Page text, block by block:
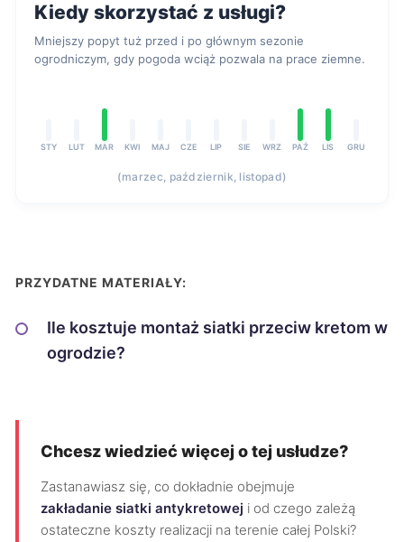
Kiedy skorzystać z usługi?
Mniejszy popyt tuż przed i po głównym sezonie
ogrodniczym, gdy pogoda wciąż pozwala na prace ziemne.
STY LUT MAR KWI MAJ CZE LIP SIE WRZ PAŹ LIS GRU
(marzec, październik, listopad)
PRZYDATNE MATERIAŁY:
Ile kosztuje montaż siatki przeciw kretom w
ogrodzie?
Chcesz wiedzieć więcej o tej usłudze?
Zastanawiasz się, co dokładnie obejmuje
zakładanie siatki antykretowej i od czego zależą
ostateczne koszty realizacji na terenie całej Polski?